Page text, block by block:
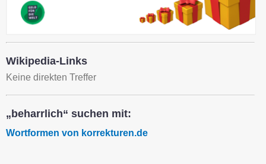
Wikipedia-Links
Keine direkten Treffer
„beharrlich“ suchen mit:
Wortformen von korrekturen.de